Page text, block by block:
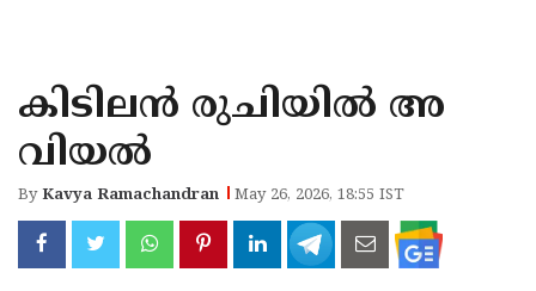
KANNUR
KASARAGOD
കിടിലൻ രുചിയിൽ അ
വിയൽ
ByKavya Ramachandran May 26, 2026, 18:55 IST